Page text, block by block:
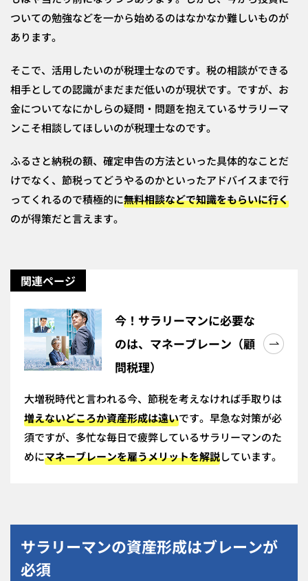
ついての勉強などを一から始めるのはなかなか難しいものが
あります。
そこで、活用したいのが税理士なのです。税の相談ができる
相手としての認識がまだまだ低いのが現状です。ですが、お
金についてなにかしらの疑問・問題を抱えているサラリーマ
ンこそ相談してほしいのが税理士なのです。
ふるさと納税の額、確定申告の方法といった具体的なことだ
けでなく、節税ってどうやるのかといったアドバイスまで行
ってくれるので積極的に無料相談などで知識をもらいに行く
のが得策だと言えます。
関連ページ
今！サラリーマンに必要な
のは、マネーブレーン（顧
問税理）
大増税時代と言われる今、節税を考えなければ手取りは
増えないどころか資産形成は遠いです。早急な対策が必
須ですが、多忙な毎日で疲弊しているサラリーマンのた
めにマネーブレーンを雇うメリットを解説しています。
サラリーマンの資産形成はブレーンが
必須